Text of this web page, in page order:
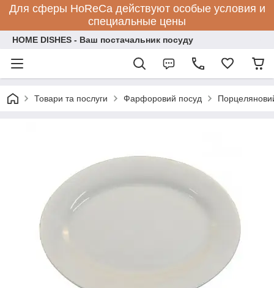
Для сферы HoReCa действуют особые условия и
специальные цены
HOME DISHES - Ваш постачальник посуду
Товари та послуги Фарфоровий посуд